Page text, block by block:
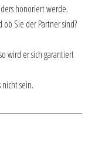
honoriert werde.
Sie der Partner sind?
wird er sich garantiert
sein.